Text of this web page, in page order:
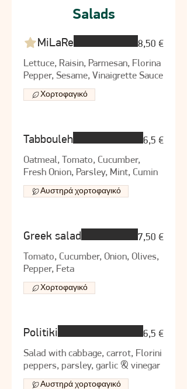
Salads
MiLaRe
Lettuce, Raisin, Parmesan, Florina
Pepper, Sesame, Vinaigrette Sauce
8,50 €
Χορτοφαγικό
Tabbouleh
Oatmeal, Tomato, Cucumber,
Fresh Onion, Parsley, Mint, Cumin
6,5 €
Αυστηρά χορτοφαγικό
Greek salad
Tomato, Cucumber, Onion, Olives,
Pepper, Feta
7,50 €
Χορτοφαγικό
Politiki
Salad with cabbage, carrot, Florini
peppers, parsley, garlic & vinegar
6,5 €
Αυστηρά χορτοφαγικό